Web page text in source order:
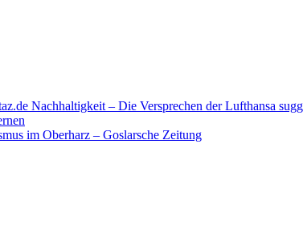
Nachhaltigkeit – Die Versprechen der Lufthansa
im Oberharz – Goslarsche Zeitung